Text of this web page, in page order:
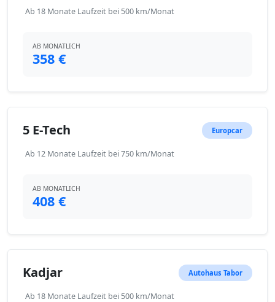
Ab 18 Monate Laufzeit bei 500 km/Monat
AB MONATLICH
358 €
5 E-Tech Europcar
Ab 12 Monate Laufzeit bei 750 km/Monat
AB MONATLICH
408 €
Kadjar Autohaus Tabor
Ab 18 Monate Laufzeit bei 500 km/Monat